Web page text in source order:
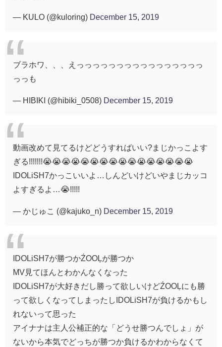
— KULO (@kuloring) December 15, 2019
ブラホワ、、、えっっっっっっっっっっっっっっっっ
っっも
— HIBIKI (@hibiki_0508) December 15, 2019
動画改めて見てるけどどうすればいい?まじかっこよす
ぎる!!!!!!!😭😭😭😭😭😭😭😭😭😭😭😭😭😭😭😭
IDOLiSH7かっこいいよ…しんどいけどいやまじカッコ
よすぎるよ…😭!!!!!
— かじゅこ (@kajuko_n) December 15, 2019
IDOLiSH7が勝つかŹOOĻが勝つか
MV見てほんとわかんなくなった
IDOLiSH7が大好きだし勝って欲しいけどŹOOĻにも勝
って欲しくなってしまったしIDOLiSH7が負けるかもし
れないって思った
アイナナは主人公補正的な「どうせ勝つんでしょ」が
ないから本気でどっちが勝つか負けるかわからなくて